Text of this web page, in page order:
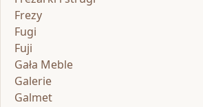
Frezy
Fugi
Fuji
Gała Meble
Galerie
Galmet